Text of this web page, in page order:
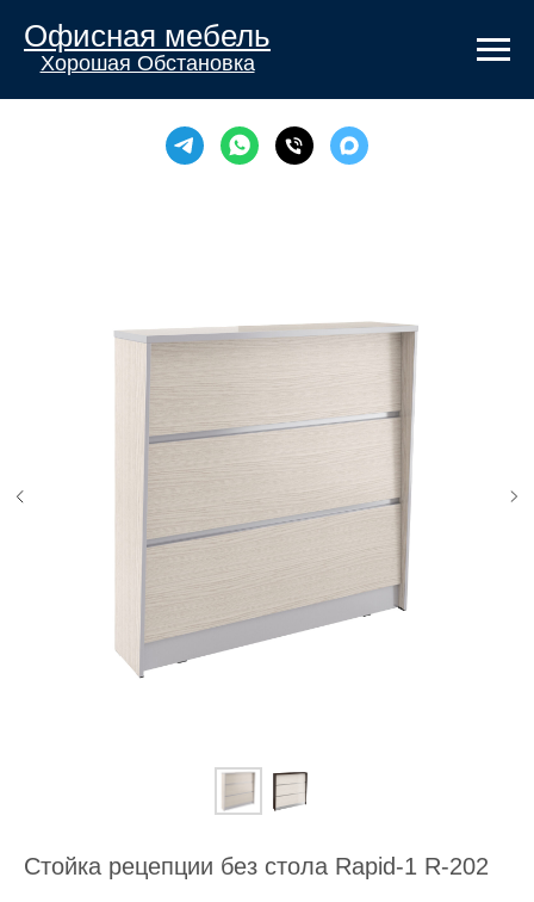
Офисная мебель
Хорошая Обстановка
Стойка рецепции без стола Rapid-1 R-202